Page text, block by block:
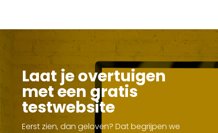
Laat je overtuigen
met een gratis
testwebsite
Eerst zien, dan geloven? Dat begrijpen we